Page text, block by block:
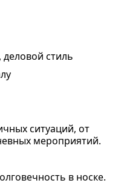
стиль
ситуаций, от
мероприятий.
в носке.